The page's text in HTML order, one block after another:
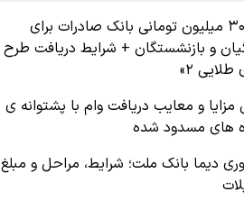
وام ۳۰۰ میلیون تومانی بانک صادرات برای
و بازنشستگان + شرایط دریافت طرح
۲»
مزایا و معایب دریافت وام با پشتوانه ی
های مسدود شده
دیما بانک ملت؛ شرایط، مراحل و مبلغ